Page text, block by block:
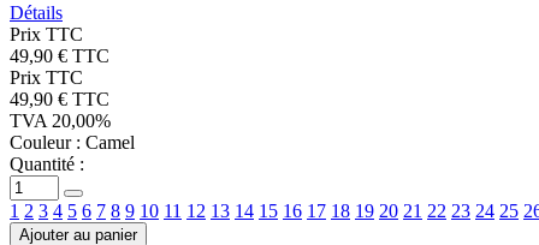
Détails
Prix TTC
49,90 € TTC
Prix TTC
49,90 € TTC
TVA 20,00%
Couleur : Camel
Quantité :
1 2 3 4 5 6 7 8 9 10 11 12 13 14 15 16 17 18 19 20 21 22 23 24 25
Ajouter au panier